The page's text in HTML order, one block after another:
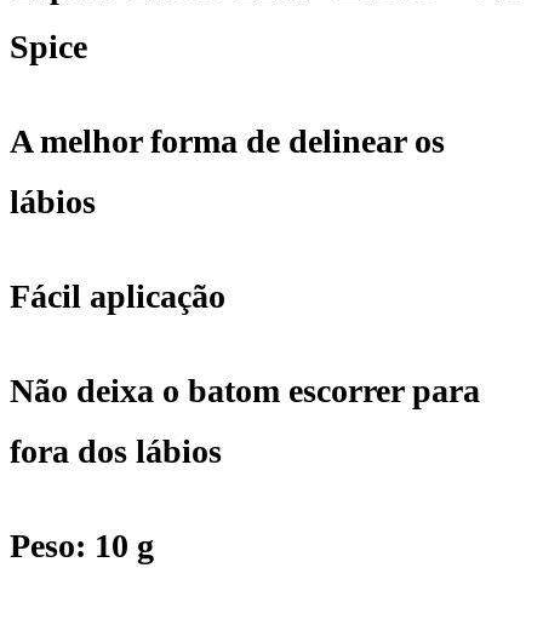
Spice
A melhor forma de delinear os
lábios
Fácil aplicação
Não deixa o batom escorrer para
fora dos lábios
Peso: 10 g